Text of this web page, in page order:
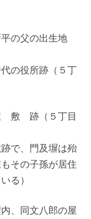
父の出生地
役所跡（５丁
跡（５丁目
で、門及塀は殆
その子孫が居住
る）
同文八郎の屋